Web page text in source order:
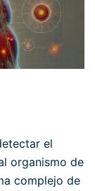
el
organismo de
complejo de